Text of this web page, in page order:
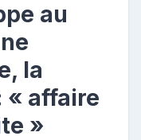
au
la
« affaire
»